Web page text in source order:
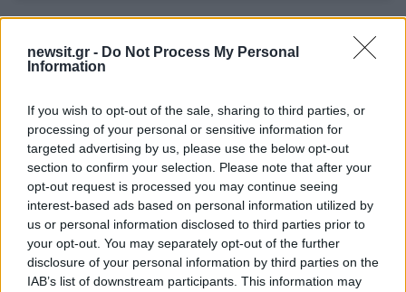
newsit.gr - Do Not Process My Personal
Information
If you wish to opt-out of the sale, sharing to third parties, or
processing of your personal or sensitive information for
targeted advertising by us, please use the below opt-out
section to confirm your selection. Please note that after your
opt-out request is processed you may continue seeing
interest-based ads based on personal information utilized by
us or personal information disclosed to third parties prior to
your opt-out. You may separately opt-out of the further
disclosure of your personal information by third parties on the
IAB’s list of downstream participants. This information may
Μεταξύ των καλεσμένων ήταν και πάλι η Μαρία
Μενούνος, η οποία έγινε πρέσβης της Ελληνικής
Αγώνες στο Λος Άντζελες το 2028 αλλά και η
Μαριέττα Χρουσαλά, οι οποίες φορούσαν
εντυπωσιακά φορέματα και έκλεψαν τις
εντυπώσεις.
ΔΙΑΦΗΜΙΣΗ